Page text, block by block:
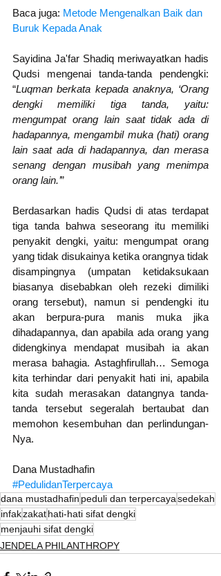
Baca juga: Metode Mengenalkan Baik dan
Buruk Kepada Anak
Sayidina Ja'far Shadiq meriwayatkan hadis
Qudsi mengenai tanda-tanda pendengki:
“Luqman berkata kepada anaknya, ‘Orang
dengki memiliki tiga tanda, yaitu:
mengumpat orang lain saat tidak ada di
hadapannya, mengambil muka (hati) orang
lain saat ada di hadapannya, dan merasa
senang dengan musibah yang menimpa
orang lain.’”
Berdasarkan hadis Qudsi di atas terdapat
tiga tanda bahwa seseorang itu memiliki
penyakit dengki, yaitu: mengumpat orang
yang tidak disukainya ketika orangnya tidak
disampingnya (umpatan ketidaksukaan
biasanya disebabkan oleh rezeki dimiliki
orang tersebut), namun si pendengki itu
akan berpura-pura manis muka jika
dihadapannya, dan apabila ada orang yang
didengkinya mendapat musibah ia akan
merasa bahagia. Astaghfirullah… Semoga
kita terhindar dari penyakit hati ini, apabila
kita sudah merasakan datangnya tanda-
tanda tersebut segeralah bertaubat dan
memohon kesembuhan dan perlindungan-
Nya.
Dana Mustadhafin
#PedulidanTerpercaya
dana mustadhafin peduli dan terpercayasedekah
infakzakathati-hati sifat dengki
menjauhi sifat dengki
JENDELA PHILANTHROPY